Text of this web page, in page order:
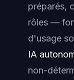
préparés,
rôles —
d'usage
IA
non-